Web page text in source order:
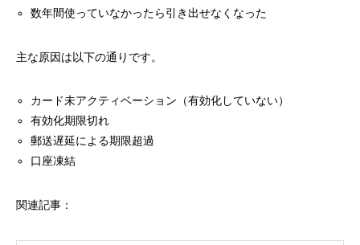
数年間使っていなかったら引き出せなくなった
主な原因は以下の通りです。
カード未アクティベーション（有効化していない）
有効化期限切れ
郵送遅延による期限超過
口座凍結
関連記事：